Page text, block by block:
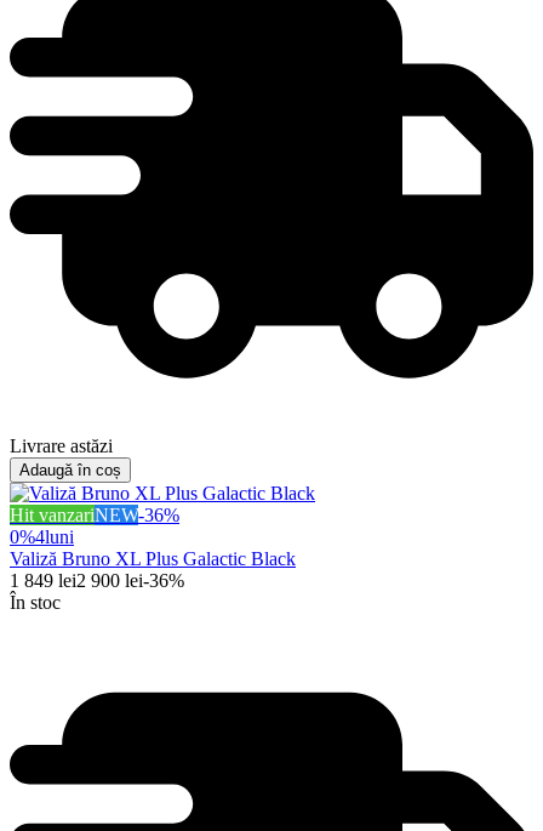
Livrare astăzi
Adaugă în coș
Hit vanzariNEW-36%
0%4luni
Valiză Bruno XL Plus Galactic Black
1 849 lei2 900 lei-36%
În stoc